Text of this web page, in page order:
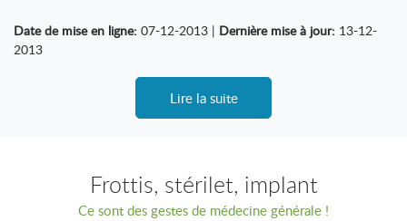
Date de mise en ligne: 07-12-2013 | Dernière mise à jour: 13-12-
2013
Lire la suite
Frottis, stérilet, implant
Ce sont des gestes de médecine générale !